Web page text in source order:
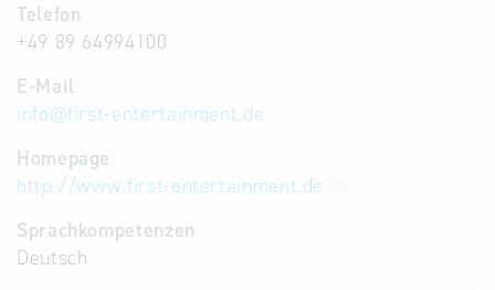
Telefon
+49 89 64994100
E-Mail
info@first-entertainment.de
Homepage
http://www.first-entertainment.de
Sprachkompetenzen
Deutsch